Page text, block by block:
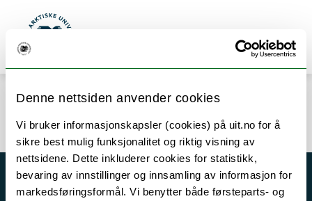
Denne nettsiden anvender cookies
Vi bruker informasjonskapsler (cookies) på uit.no for å
sikre best mulig funksjonalitet og riktig visning av
nettsidene. Dette inkluderer cookies for statistikk,
bevaring av innstillinger og innsamling av informasjon for
markedsføringsformål. Vi benytter både førsteparts- og
Gå til hovedinnhold
UiT Norges arktiske universitet Meny
Error rendering component
Akutt hjelp